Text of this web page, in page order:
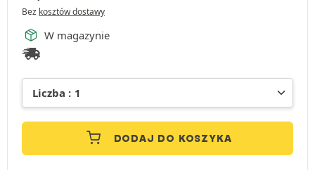
Bez kosztów dostawy
W magazynie
DODAJ DO KOSZYKA